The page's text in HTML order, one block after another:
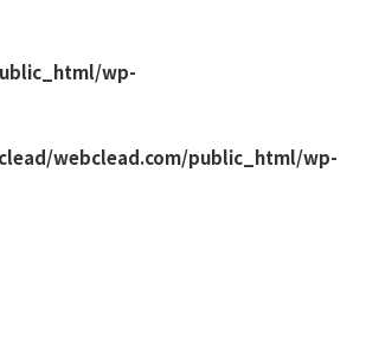
wp-
webclead.com/public_html/wp-